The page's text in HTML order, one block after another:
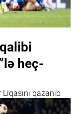
heç-
qazanıb